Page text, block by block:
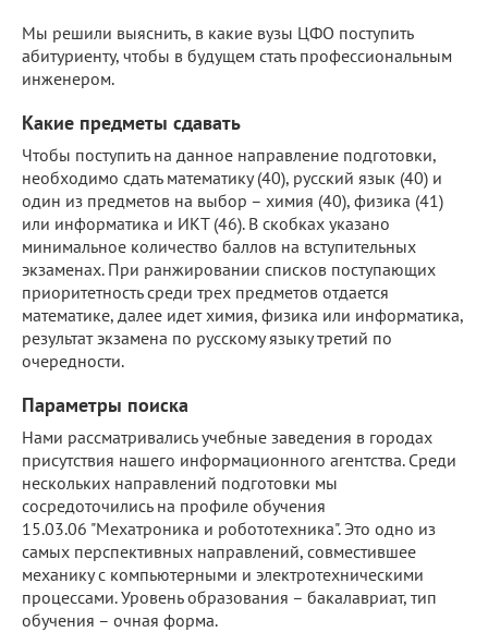
Мы решили выяснить, в какие вузы ЦФО поступить
абитуриенту, чтобы в будущем стать профессиональным
инженером.
Какие предметы сдавать
Чтобы поступить на данное направление подготовки,
необходимо сдать математику (40), русский язык (40) и
один из предметов на выбор – химия (40), физика (41)
или информатика и ИКТ (46). В скобках указано
минимальное количество баллов на вступительных
экзаменах. При ранжировании списков поступающих
приоритетность среди трех предметов отдается
математике, далее идет химия, физика или информатика,
результат экзамена по русскому языку третий по
очередности.
Параметры поиска
Нами рассматривались учебные заведения в городах
присутствия нашего информационного агентства. Среди
нескольких направлений подготовки мы
сосредоточились на профиле обучения
15.03.06 "Мехатроника и робототехника". Это одно из
самых перспективных направлений, совместившее
механику с компьютерными и электротехническими
процессами. Уровень образования – бакалавриат, тип
обучения – очная форма.